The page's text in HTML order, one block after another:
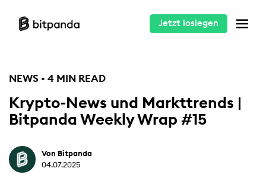
Jetzt loslegen
NEWS • 4 MIN READ
Krypto-News und Markttrends |
Bitpanda Weekly Wrap #15
Von Bitpanda
04.07.2025